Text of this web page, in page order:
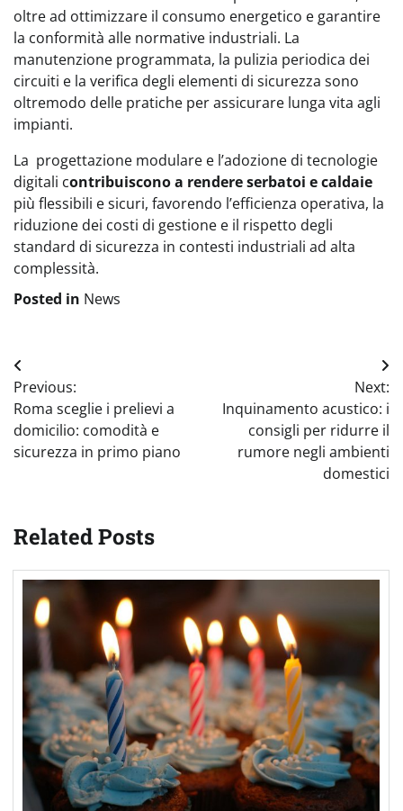
oltre ad ottimizzare il consumo energetico e garantire
la conformità alle normative industriali. La
manutenzione programmata, la pulizia periodica dei
circuiti e la verifica degli elementi di sicurezza sono
oltremodo delle pratiche per assicurare lunga vita agli
impianti.
La progettazione modulare e l’adozione di tecnologie
digitali contribuiscono a rendere serbatoi e caldaie
più flessibili e sicuri, favorendo l’efficienza operativa, la
riduzione dei costi di gestione e il rispetto degli
standard di sicurezza in contesti industriali ad alta
complessità.
Posted in News
Navigazione
articoli
Previous:
Roma sceglie i prelievi a
domicilio: comodità e
sicurezza in primo piano
Next:
Inquinamento acustico: i
consigli per ridurre il
rumore negli ambienti
domestici
Related Posts